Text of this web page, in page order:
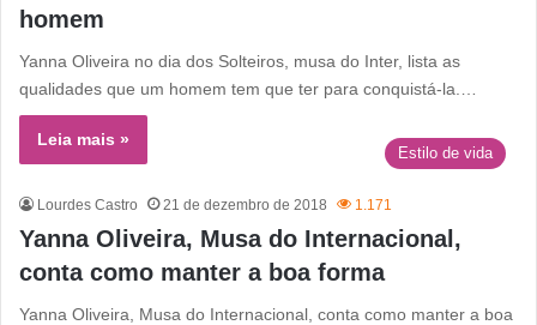
homem
Yanna Oliveira no dia dos Solteiros, musa do Inter, lista as
qualidades que um homem tem que ter para conquistá-la.…
Leia mais »
Estilo de vida
Lourdes Castro 21 de dezembro de 2018 1.171
Yanna Oliveira, Musa do Internacional,
conta como manter a boa forma
Yanna Oliveira, Musa do Internacional, conta como manter a boa